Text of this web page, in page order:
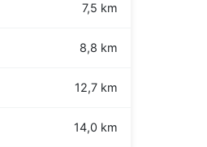
7,5 km
8,8 km
12,7 km
14,0 km